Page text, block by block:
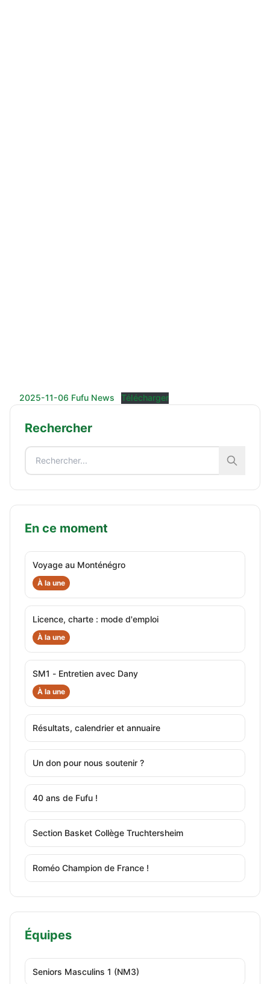
2025-11-06 Fufu News Télécharger
Rechercher
En ce moment
Voyage au Monténégro
À la une
Licence, charte : mode d'emploi
À la une
SM1 - Entretien avec Dany
À la une
Résultats, calendrier et annuaire
Un don pour nous soutenir ?
40 ans de Fufu !
Section Basket Collège Truchtersheim
Roméo Champion de France !
Équipes
Seniors Masculins 1 (NM3)